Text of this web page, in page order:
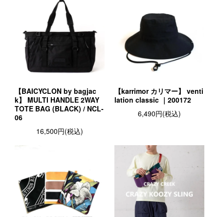
【BAICYCLON by bagjac
k】 MULTI HANDLE 2WAY
TOTE BAG (BLACK) / NCL-
06
16,500円(税込)
【karrimor カリマー】 venti
lation classic ｜200172
6,490円(税込)